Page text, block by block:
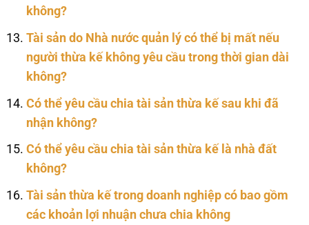
không?
Tài sản do Nhà nước quản lý có thể bị mất nếu
người thừa kế không yêu cầu trong thời gian dài
không?
Có thể yêu cầu chia tài sản thừa kế sau khi đã
nhận không?
Có thể yêu cầu chia tài sản thừa kế là nhà đất
không?
Tài sản thừa kế trong doanh nghiệp có bao gồm
các khoản lợi nhuận chưa chia không